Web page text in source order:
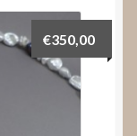
€350,00